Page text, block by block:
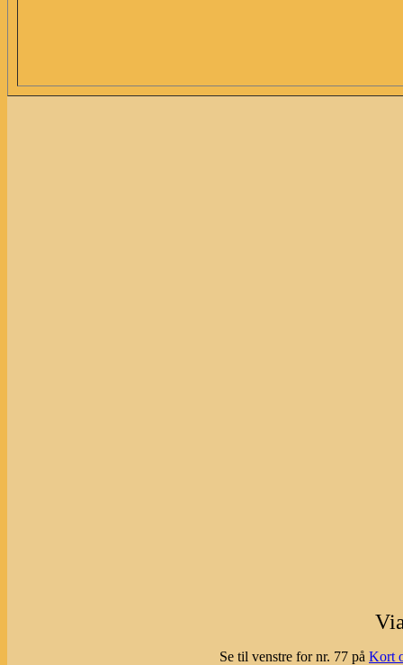
Se til venstre for nr. 77 på Kort